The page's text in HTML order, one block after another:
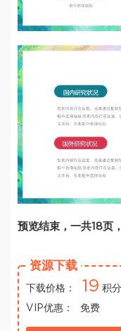
预览结束，一共18页
资源下载
下载价格： 19 积分
VIP优惠：
免费